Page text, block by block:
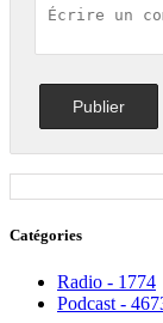
Catégories
Radio - 1774
Podcast -